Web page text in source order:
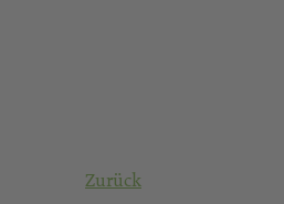
Zurück